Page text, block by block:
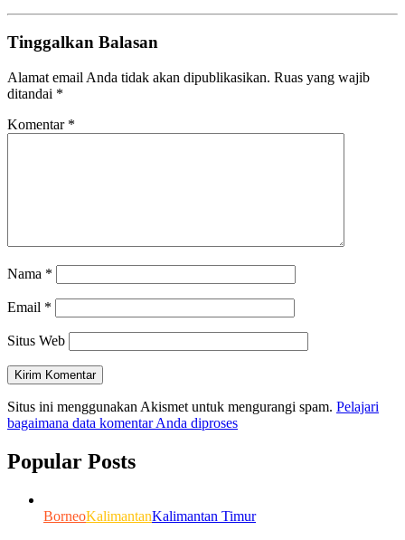
Tinggalkan Balasan
Alamat email Anda tidak akan dipublikasikan. Ruas yang wajib
ditandai *
Komentar *
Nama *
Email *
Situs Web
Situs ini menggunakan Akismet untuk mengurangi spam. Pelajari
bagaimana data komentar Anda diproses
Popular Posts
BorneoKalimantanKalimantan Timur